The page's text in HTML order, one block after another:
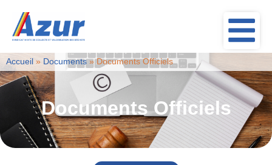
Documents Officiels
Accueil » Documents»Documents Officiels